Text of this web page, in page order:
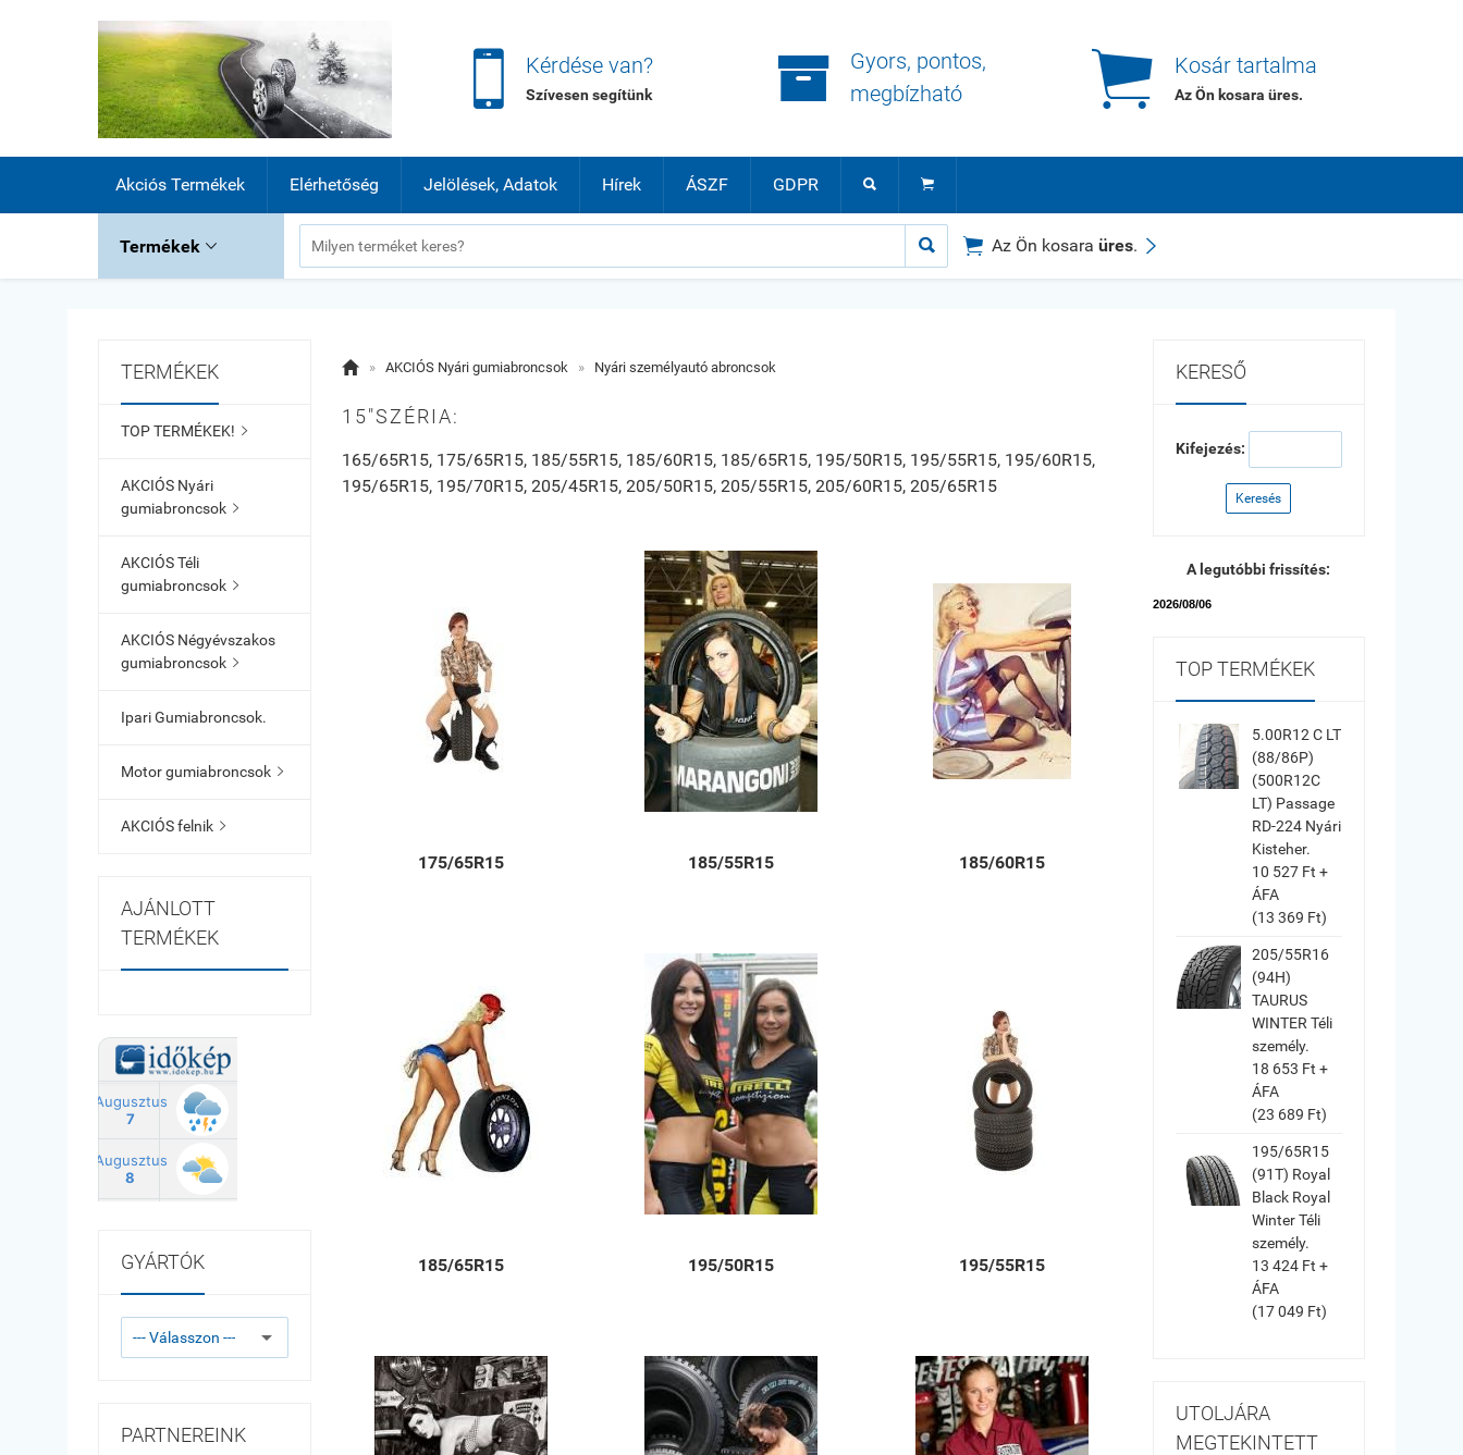
 Kérdése van?
Szívesen segítünk 
Gyors, pontos,
megbízható
 Kosár tartalma
Az Ön kosaraüres.
Akciós Termékek Elérhetőség Jelölések, Adatok Hírek ÁSZF GDPR  
Termékek    Az Ön kosara üres. 
TERMÉKEK
TOP TERMÉKEK! 
AKCIÓS Nyári
gumiabroncsok 
AKCIÓS Téli
gumiabroncsok 
AKCIÓS Négyévszakos
gumiabroncsok 
Ipari Gumiabroncsok.
Motor gumiabroncsok 
AKCIÓS felnik 
AJÁNLOTT
TERMÉKEK
GYÁRTÓK
PARTNEREINK
 » AKCIÓS Nyári gumiabroncsok » Nyári személyautó abroncsok
15"SZÉRIA:
165/65R15, 175/65R15, 185/55R15, 185/60R15, 185/65R15, 195/50R15, 195/55R15, 195/60R15,
195/65R15, 195/70R15, 205/45R15, 205/50R15, 205/55R15, 205/60R15, 205/65R15
175/65R15 185/55R15 185/60R15
185/65R15 195/50R15 195/55R15
KERESŐ
Kifejezés:
Keresés
A legutóbbi frissítés:
2026/08/06
TOP TERMÉKEK
5.00R12 C LT
(88/86P)
(500R12C
LT) Passage
RD-224 Nyári
Kisteher.
10 527 Ft +
ÁFA
(13 369 Ft)
205/55R16
(94H)
TAURUS
WINTER Téli
személy.
18 653 Ft +
ÁFA
(23 689 Ft)
195/65R15
(91T) Royal
Black Royal
Winter Téli
személy.
13 424 Ft +
ÁFA
(17 049 Ft)
UTOLJÁRA
MEGTEKINTETT